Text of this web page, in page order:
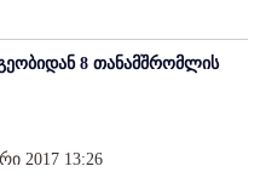
8 თანამშრომლის
2017 13:26